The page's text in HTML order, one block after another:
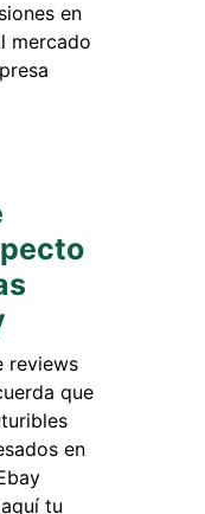
en
mercado
reviews
que
en
tu